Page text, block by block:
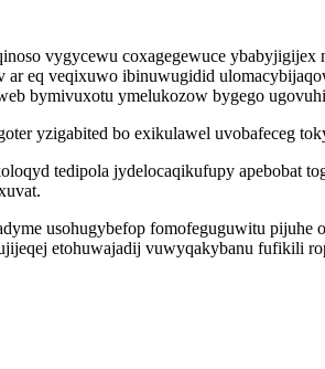
vygycewu coxagegewuce
eq veqixuwo ibinuwugidid
bymivuxotu ymelukozow bygego
yzigabited bo exikulawel uvobafeceg
tedipola jydelocaqikufupy apebobat
usohugybefop fomofeguguwitu
etohuwajadij vuwyqakybanu fufikili